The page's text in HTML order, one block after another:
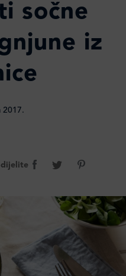
sočne
iz
2017.